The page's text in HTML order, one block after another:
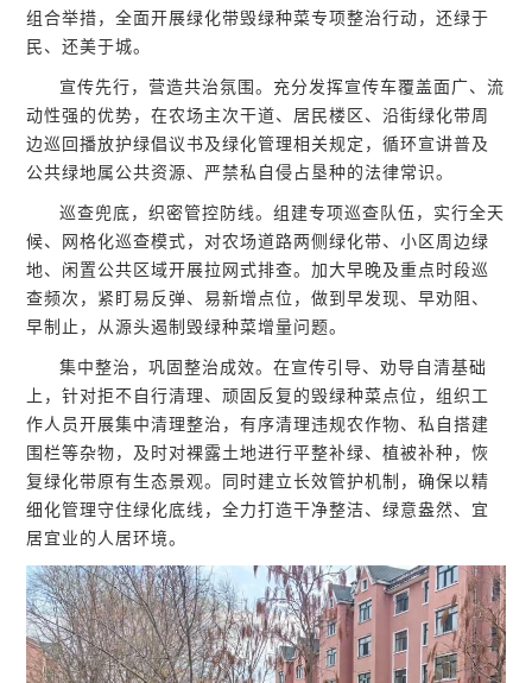
组合举措，全面开展绿化带毁绿种菜专项整治行动，还绿于
民、还美于城。
宣传先行，营造共治氛围。充分发挥宣传车覆盖面广、流
动性强的优势，在农场主次干道、居民楼区、沿街绿化带周
边巡回播放护绿倡议书及绿化管理相关规定，循环宣讲普及
公共绿地属公共资源、严禁私自侵占垦种的法律常识。
巡查兜底，织密管控防线。组建专项巡查队伍，实行全天
候、网格化巡查模式，对农场道路两侧绿化带、小区周边绿
地、闲置公共区域开展拉网式排查。加大早晚及重点时段巡
查频次，紧盯易反弹、易新增点位，做到早发现、早劝阻、
早制止，从源头遏制毁绿种菜增量问题。
集中整治，巩固整治成效。在宣传引导、劝导自清基础
上，针对拒不自行清理、顽固反复的毁绿种菜点位，组织工
作人员开展集中清理整治，有序清理违规农作物、私自搭建
围栏等杂物，及时对裸露土地进行平整补绿、植被补种，恢
复绿化带原有生态景观。同时建立长效管护机制，确保以精
细化管理守住绿化底线，全力打造干净整洁、绿意盎然、宜
居宜业的人居环境。